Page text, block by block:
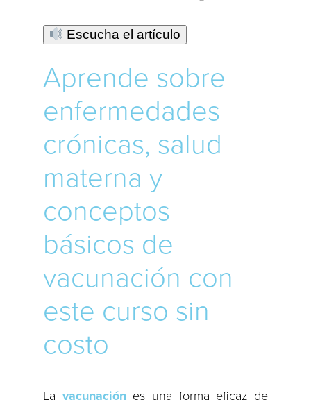
Escucha el artículo
Aprende sobre
enfermedades
crónicas, salud
materna y
conceptos
básicos de
vacunación con
este curso sin
costo
La vacunaciónes una forma eficaz de